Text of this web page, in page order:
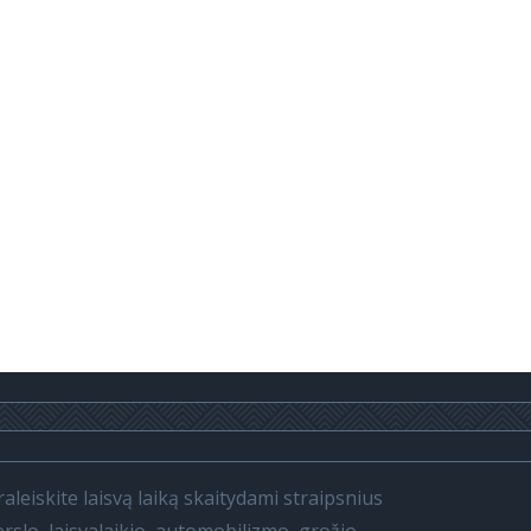
laisvą laiką skaitydami straipsnius